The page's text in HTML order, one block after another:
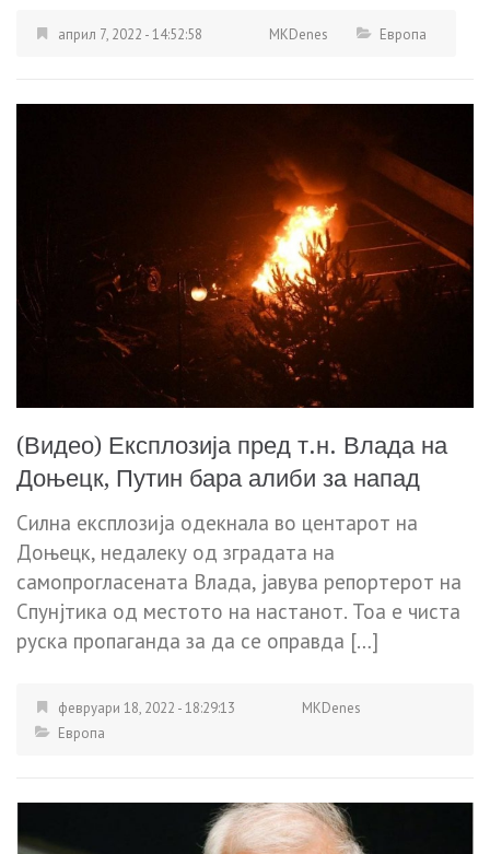
април 7, 2022 - 14:52:58 MKDenes Европа
(Видео) Експлозија пред т.н. Влада на
Доњецк, Путин бара алиби за напад
Силна експлозија одекнала во центарот на
Доњецк, недалеку од зградата на
самопрогласената Влада, јавува репортерот на
Спунјтика од местото на настанот. Тоа е чиста
руска пропаганда за да се оправда […]
февруари 18, 2022 - 18:29:13
MKDenes
Европа